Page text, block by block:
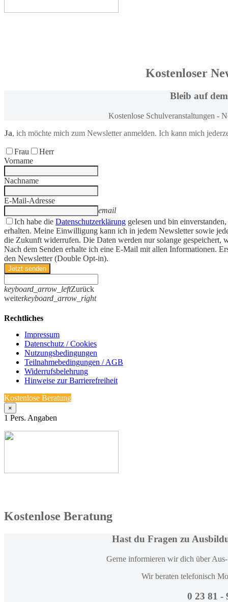
Kostenloser
Bleib auf
Kostenlose Schulveranstaltungen -
Ja, ich möchte mich zum Newsletter anmelden. Ich kann mich
Frau
Herr
Vorname
Nachname
E-Mail-Adresse
email
Ich habe die Datenschutzerklärung gelesen und bin
erhalten. Meine Einwilligung kann ich in jedem Newsletter sowie
die Zukunft widerrufen. Die Daten werden nur solange gespeichert,
Nach dem Senden erhalte ich eine E-Mail mit allen Informationen.
den Newsletter (Double Opt-in).
Jetzt senden
keyboard_arrow_leftZurück
weiterkeyboard_arrow_right
Rechtliches
Impressum
Datenschutz / Cookies
Nutzungsbedingungen
Teilnahmebedingungen / AGB
Widerrufsbelehrung
Hinweise zur Barrierefreiheit
Kostenlose Beratung
×
1 Pers. Angaben
Kostenlose Beratung
Hast du Fragen zu
Gerne informieren wir dich über
Wir beraten telefonisch
0 23 81 -